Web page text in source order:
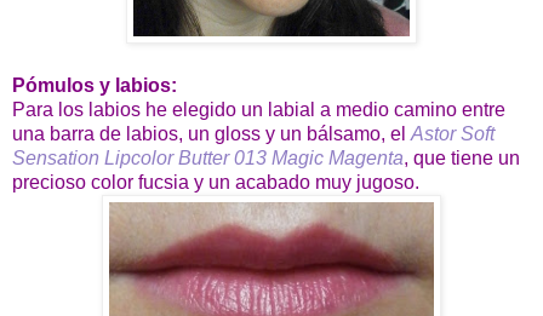
Pómulos y labios:
Para los labios he elegido un labial a medio camino entre
una barra de labios, un gloss y un bálsamo, el Astor Soft
Sensation Lipcolor Butter 013 Magic Magenta, que tiene un
precioso color fucsia y un acabado muy jugoso.